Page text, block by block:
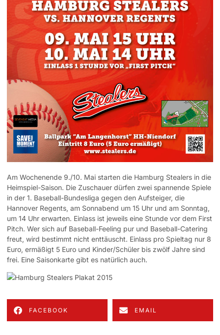
Am Wochenende 9./10. Mai starten die Hamburg Stealers in die
Heimspiel-Saison. Die Zuschauer dürfen zwei spannende Spiele
in der 1. Baseball-Bundesliga gegen den Aufsteiger, die
Hannover Regents, am Sonnabend um 15 Uhr und am Sonntag,
um 14 Uhr erwarten. Einlass ist jeweils eine Stunde vor dem First
Pitch. Wer sich auf Baseball-Feeling pur und Baseball-Catering
freut, wird bestimmt nicht enttäuscht. Einlass pro Spieltag nur 8
Euro, ermäßigt 5 Euro und Kinder/Schüler bis zwölf Jahre sind
frei. Eine Saisonkarte gibt es natürlich auch.
FACEBOOK EMAIL